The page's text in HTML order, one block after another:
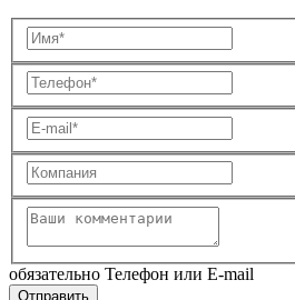
обязательно Телефон или E-mail